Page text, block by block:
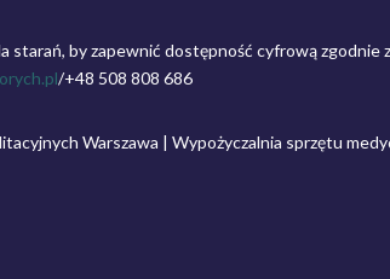
starań, by zapewnić dostępność cyfrową
/+48 508 808 686
Warszawa | Wypożyczalnia sprzętu